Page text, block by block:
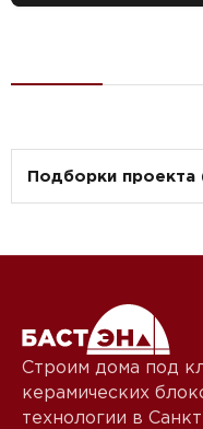
Подборки проекта
Строим дома под
керамических
технологии в